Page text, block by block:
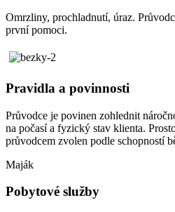
Omrzliny, prochladnutí, úraz.
první pomoci.
Pravidla a povinnosti
Průvodce je povinen zohlednit
na počasí a fyzický stav klienta.
průvodcem zvolen podle schopností
Maják
Pobytové služby